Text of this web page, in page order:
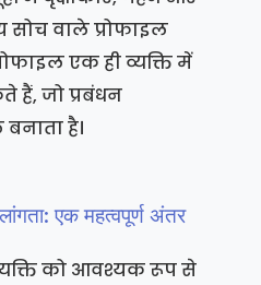
वाले प्रोफाइल
एक ही व्यक्ति में
हैं, जो प्रबंधन
है।
एक महत्वपूर्ण अंतर
को आवश्यक रूप से